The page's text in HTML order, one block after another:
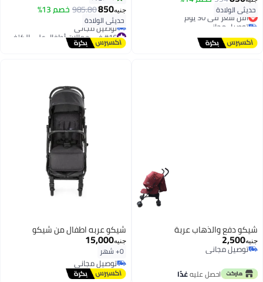
حديثي الولادة
أقل سعر في 30 يوم
توصيل مجاني
أقل سعر في 30 يوم
جنيه850
985.80خصم 13%
حديثي الولادة
#16 في حمالات أطفال على الكتف
أقل سعر في 30 يوم
توصيل مجاني
شيكو دفع والذهاب عربة
جنيه2,500
توصيل مجاني
احصل عليهغدًا
شيكو عربه اطفال من شيكو
جنيه15,000
0+ شهر
توصيل مجاني
توصيل مجاني